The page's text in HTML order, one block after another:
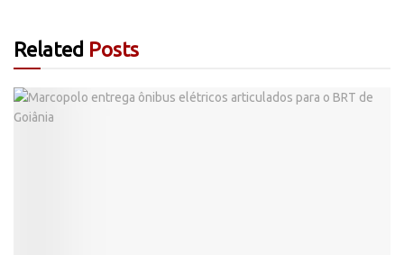
Related Posts